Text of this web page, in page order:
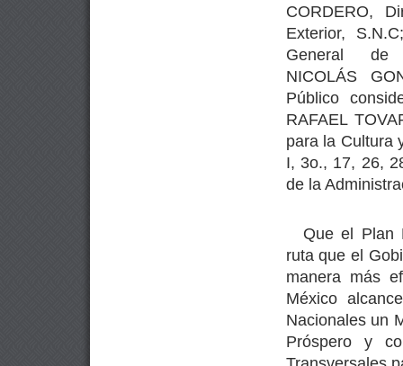
CORDERO,
Exterior,
General de
NICOLÁS
Público
RAFAEL
para la Cultura
I, 3o., 17, 26,
de la
Que el Plan
ruta que el
manera más
México
Nacionales un
Próspero y